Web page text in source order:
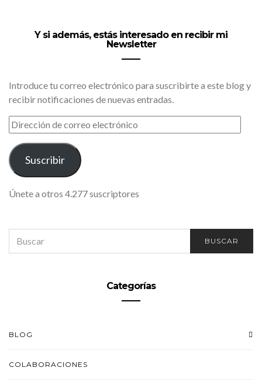
Y si además, estás interesado en recibir mi
Newsletter
Introduce tu correo electrónico para suscribirte a este blog y
recibir notificaciones de nuevas entradas.
DIRECCIÓN
DE
CORREO
ELECTRÓNICO
Suscribir
Únete a otros 4.277 suscriptores
FOR:
BUSCAR
Categorías
BLOG
COLABORACIONES